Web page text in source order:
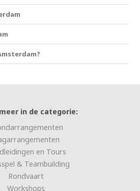
in de categorie:
en Tours
& Teambuilding
Rondvaart
Workshops